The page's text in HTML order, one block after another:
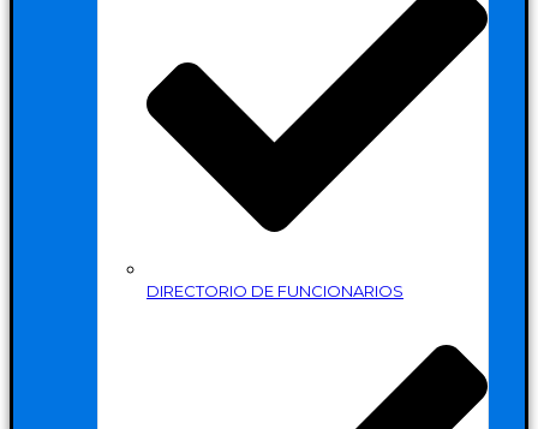
DIRECTORIO DE FUNCIONARIOS